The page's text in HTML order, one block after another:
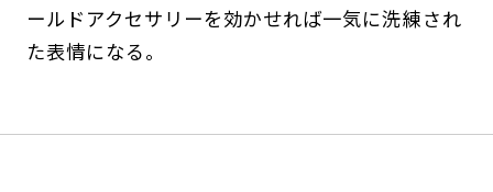
ールドアクセサリーを効かせれば一気に洗練され
た表情になる。